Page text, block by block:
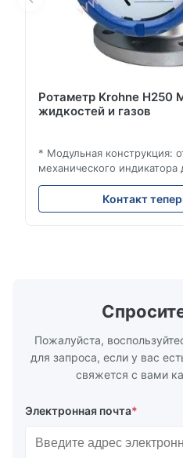
Ротаметр Krohne H250
жидкостей и газов
* Модульная конструкция:
механического
мА/HART®7, FF, Profibus-PA
суммирующий счетчик *
монтажное положение:
Контакт
Пожалуйста,
для запроса, если у вас
свяжется с вами
Электронная почта*